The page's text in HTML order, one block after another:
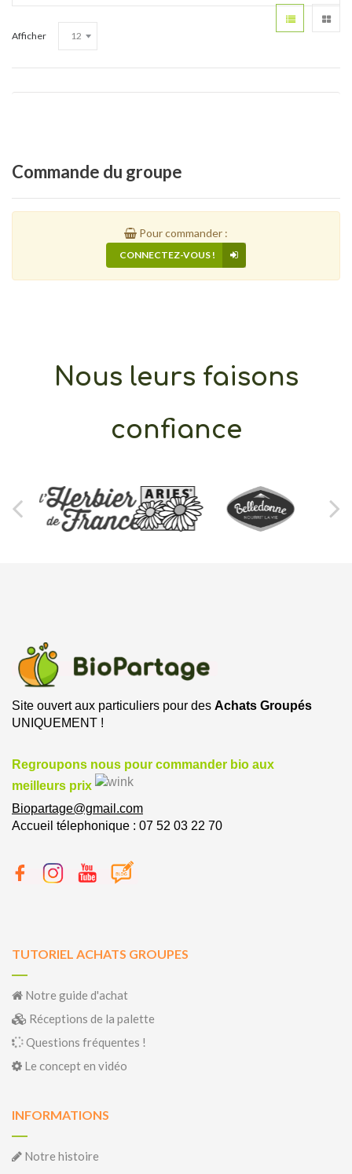
Afficher
Commande du groupe
Pour commander :
CONNECTEZ-VOUS !
Nous leurs faisons
confiance
Site ouvert aux particuliers pour des Achats Groupés
UNIQUEMENT !
Regroupons nous pour commander bio aux
meilleurs prix
Biopartage@gmail.com
Accueil télephonique : 07 52 03 22 70
TUTORIEL ACHATS GROUPES
Notre guide d'achat
Réceptions de la palette
Questions fréquentes !
Le concept en vidéo
INFORMATIONS
Notre histoire